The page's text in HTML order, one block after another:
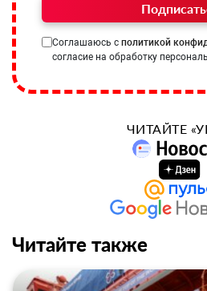
Соглашаюсь с политикой
согласие на обработку
ЧИТАЙТЕ
Читайте также